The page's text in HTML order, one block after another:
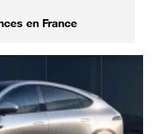
en France